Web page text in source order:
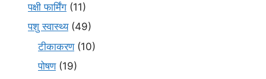
पक्षी फार्मिंग (11)
पशु स्वास्थ्य(49)
टीकाकरण(10)
पोषण(19)